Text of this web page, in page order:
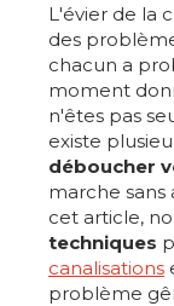
L'évier de la
des
chacun a
moment
n'êtes pas
existe
déboucher
marche
cet article,
techniques
canalisations
problème